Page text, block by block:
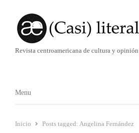
Revista centroamericana de cultura y opinión
Menú
Menu
Inicio Posts tagged: Angelina Fernández